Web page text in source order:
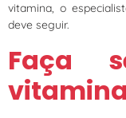
vitamina, o
deve seguir.
Faça
vitamina